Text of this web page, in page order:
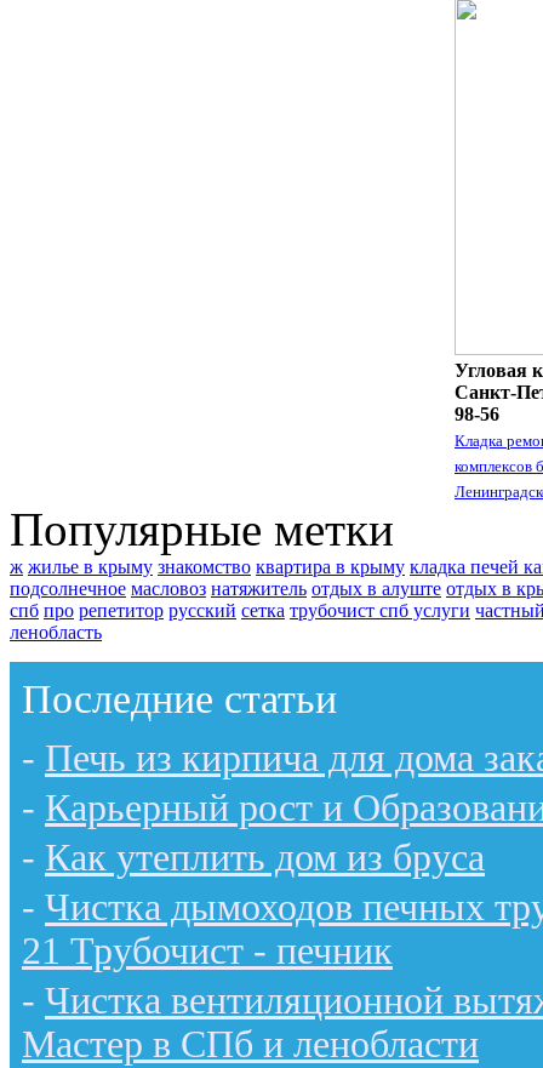
Угловая
Санкт-
98-56
Кладка
комплексов
Популярные метки
ж жилье в крыму знакомство квартира в крыму кладка печей
подсолнечное масловоз натяжитель отдых в алуште отдых в
спб про репетитор русский сетка трубочист спб услуги
ленобласть
Последние статьи
- Печь из кирпича для дома
- Карьерный рост и
- Как утеплить дом из бруса
- Чистка дымоходов печных
21 Трубочист - печник
- Чистка вентиляционной
Мастер в СПб и ленобласти